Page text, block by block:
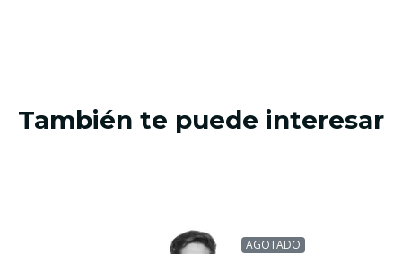
También te puede interesar
AGOTADO